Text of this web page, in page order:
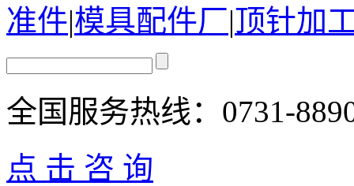
准件|模具配件厂|顶针加
全国服务热线： 0731-
点 击 咨 询